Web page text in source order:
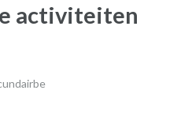
activiteiten